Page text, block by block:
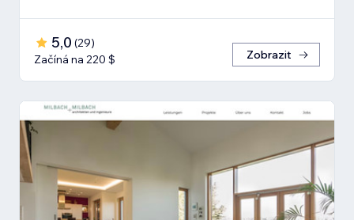
5,0 (29)
Začíná na 220 $
Zobrazit